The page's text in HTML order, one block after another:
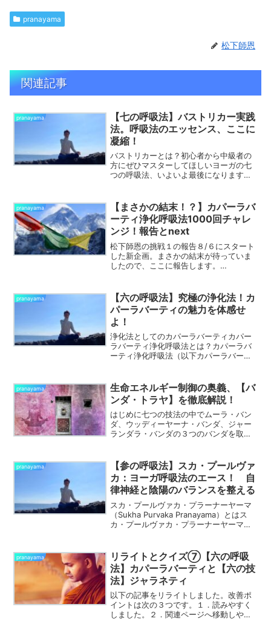
pranayama
松下師恩
関連記事
pranayama
【七の呼吸法】バストリカー実践
法。呼吸法のエッセンス、ここに
凝縮！
バストリカーとは？初心者から中級者の
方にぜひマスターしてほしいヨーガの七
つの呼吸法、いよいよ最後になります。
フルな呼吸法です。そしてこれまでの呼
吸法で修得したエッセンス...
pranayama
【まさかの結末！？】カパーラバ
ーティ浄化呼吸法1000回チャレ
ンジ！報告とnext
松下師恩の挑戦１の報告８/６にスタート
した新企画。まさかの結末が待っていま
したので、ここに報告します。
た。いくら回数を重ねてもまだまだでき
る感じ。初回を１９０...
pranayama
【六の呼吸法】究極の浄化法！カ
パーラバーティの魅力を体感せ
よ！
浄化法としてのカパーラバーティカパー
ラバーティ浄化呼吸法とは？カパーラバ
ーティ浄化呼吸法（以下カパーラバーテ
息の連続が特徴です。心肺機能が活性さ
れ、肺活量が増えます。腹...
pranayama
生命エネルギー制御の奥義、【バ
ンダ・トラヤ】を徹底解説！
はじめに七つの技法の中でムーラ・バン
ダ、ウッディーヤーナ・バンダ、ジャー
ランダラ・バンダの３つのバンダを取り
り、クンバカ（息を止める技法）の際に
使用されます。『バンダ...
pranayama
【参の呼吸法】スカ・プールヴァ
カ：ヨーガ呼吸法のエース！ 自
律神経と陰陽のバランスを整える
スカ・プールヴァカ・プラーナーヤーマ
（Sukha Purvaka Pranayama）とはス
カ・プールヴァカ・プラーナーヤーマ
と言えます。この呼吸法の特徴は、左右
の鼻孔...
pranayama
リライトとクイズ⑦【六の呼吸
法】カパーラバーティと【六の技
法】ジャラネティ
以下の記事をリライトしました。改善ポ
イントは次の３つです。１．読みやすく
しました。２．関連ページへ移動しやす